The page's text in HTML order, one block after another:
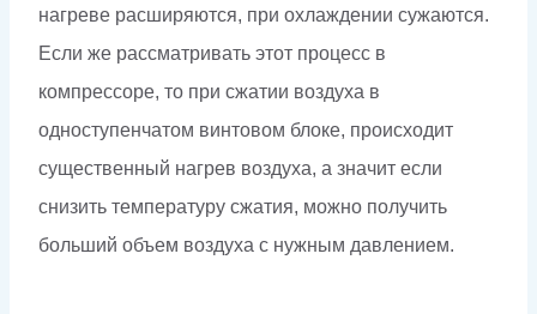
нагреве расширяются, при охлаждении сужаются.
Если же рассматривать этот процесс в
компрессоре, то при сжатии воздуха в
одноступенчатом винтовом блоке, происходит
существенный нагрев воздуха, а значит если
снизить температуру сжатия, можно получить
больший объем воздуха с нужным давлением.